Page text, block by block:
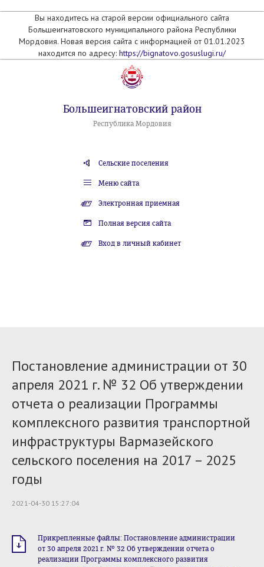
Вы находитесь на старой версии официального сайта
Большеигнатовского муниципального района Республики
Мордовия. Новая версия сайта с информацией от 01.01.2023
находится по адресу: https://bignatovo.gosuslugi.ru/
Большеигнатовский район
Республика Мордовия
Сельские поселения
Меню сайта
Электронная приемная
Полная версия сайта
Вход в личный кабинет
Постановление администрации от 30
апреля 2021 г. № 32 Об утверждении
отчета о реализации Программы
комплексного развития транспортной
инфраструктуры Вармазейского
сельского поселения на 2017 – 2025
годы
2021-04-30 15:27:04
Прикрепленные файлы: Постановление администрации
от 30 апреля 2021 г. № 32 Об утверждении отчета о
реализации Программы комплексного развития